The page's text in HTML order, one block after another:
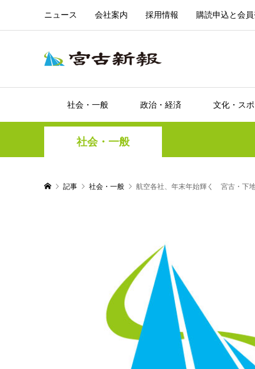
ニュース 会社案内 採用情報 購読申込と会
社会・一般 政治・経済 文化・ス
社会・一般
記事 社会・一般 航空各社、年末年始輝く 宮古・下